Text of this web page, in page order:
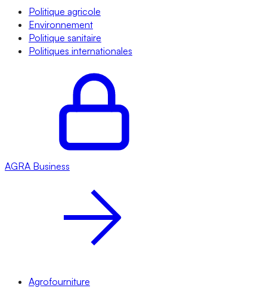
Politique agricole
Environnement
Politique sanitaire
Politiques internationales
AGRA Business
Agrofourniture